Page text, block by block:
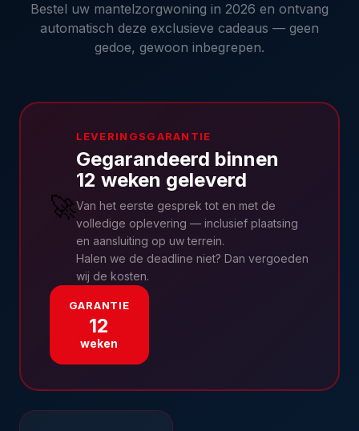
Bestel uw mantelzorgwoning in 2026 en ontvang
automatisch deze exclusieve cadeaus — geen
gedoe, gewoon inbegrepen.
🚀
LEVERINGSGARANTIE
Gegarandeerd binnen
12 weken geleverd
Van het eerste gesprek tot en met de
volledige oplevering — inclusief plaatsing
en aansluiting op uw terrein.
Halen we de deadline niet? Dan vergoeden
wij de kosten.
GARANTIE
12
weken